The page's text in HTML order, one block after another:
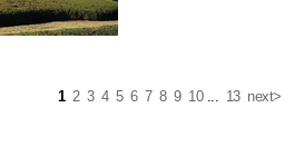
1 2 3 4 5 6 7 8 9 10... 13 next>